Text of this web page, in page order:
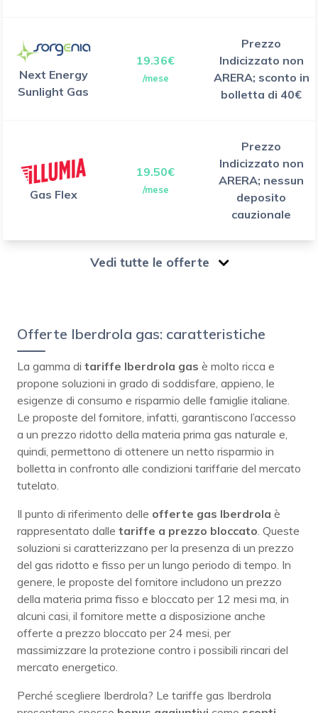
Next Energy
Sunlight Gas
19.36€
/mese
Prezzo
Indicizzato non
ARERA; sconto in
bolletta di 40€
Gas Flex
19.50€
/mese
Prezzo
Indicizzato non
ARERA; nessun
deposito
cauzionale
Vedi tutte le offerte
Offerte Iberdrola gas: caratteristiche
La gamma di tariffe Iberdrola gas è molto ricca e
propone soluzioni in grado di soddisfare, appieno, le
esigenze di consumo e risparmio delle famiglie italiane.
Le proposte del fornitore, infatti, garantiscono l’accesso
a un prezzo ridotto della materia prima gas naturale e,
quindi, permettono di ottenere un netto risparmio in
bolletta in confronto alle condizioni tariffarie del mercato
tutelato.
Il punto di riferimento delle offerte gas Iberdrola è
rappresentato dalle tariffe a prezzo bloccato. Queste
soluzioni si caratterizzano per la presenza di un prezzo
del gas ridotto e fisso per un lungo periodo di tempo. In
genere, le proposte del fornitore includono un prezzo
della materia prima fisso e bloccato per 12 mesi ma, in
alcuni casi, il fornitore mette a disposizione anche
offerte a prezzo bloccato per 24 mesi, per
massimizzare la protezione contro i possibili rincari del
mercato energetico.
Perché scegliere Iberdrola? Le tariffe gas Iberdrola